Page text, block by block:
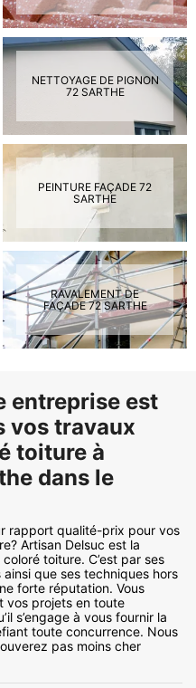
NETTOYAGE DE PIGNON
72 SARTHE
PEINTURE FAÇADE 72
SARTHE
RAVALEMENT DE
FAÇADE 72 SARTHE
entreprise est
vos travaux
toiture à
dans le
rapport qualité-prix pour vos
Artisan Delsuc est la
toiture. C’est par ses
que ses techniques hors
forte réputation. Vous
vos projets en toute
s’engage à vous fournir la
toute concurrence. Nous
pas moins cher